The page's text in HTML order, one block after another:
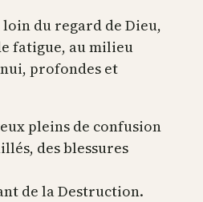
du regard de Dieu,
fatigue, au milieu
profondes et
pleins de confusion
des blessures
de la Destruction.